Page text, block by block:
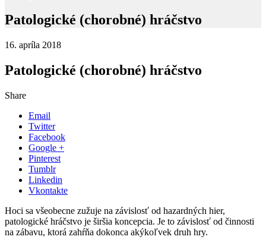
Patologické (chorobné) hráčstvo
16. apríla 2018
Patologické (chorobné) hráčstvo
Share
Email
Twitter
Facebook
Google +
Pinterest
Tumblr
Linkedin
Vkontakte
Hoci sa všeobecne zužuje na závislosť od hazardných hier,
patologické hráčstvo je šir­šia koncepcia. Je to závislosť od činnosti
na zábavu, ktorá zahŕňa dokonca akýkoľ­vek druh hry.